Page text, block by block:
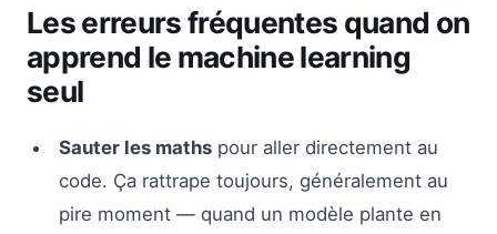
Les erreurs fréquentes quand on
apprend le machine learning
seul
Sauter les mathspour aller directement au
code. Ça rattrape toujours, généralement au
pire moment — quand un modèle plante en